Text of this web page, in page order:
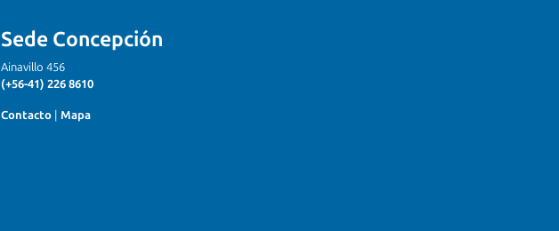
Sede Concepción
Ainavillo 456
(+56-41) 226 8610
Contacto | Mapa